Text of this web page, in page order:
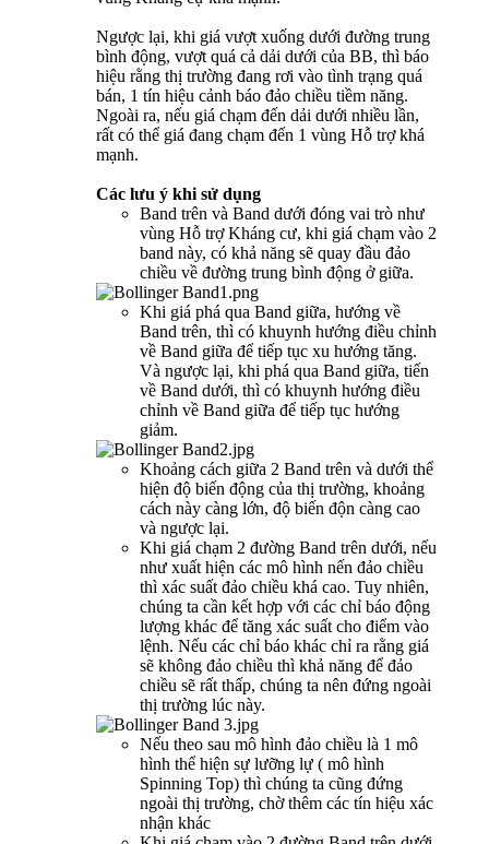
Ngược lại, khi giá vượt xuống dưới đường trung
bình động, vượt quá cả dải dưới của BB, thì báo
hiệu rằng thị trường đang rơi vào tình trạng quá
bán, 1 tín hiệu cảnh báo đảo chiều tiềm năng.
Ngoài ra, nếu giá chạm đến dải dưới nhiều lần,
rất có thể giá đang chạm đến 1 vùng Hỗ trợ khá
mạnh.
Các lưu ý khi sử dụng
Band trên và Band dưới đóng vai trò như
vùng Hỗ trợ Kháng cư, khi giá chạm vào 2
band này, có khả năng sẽ quay đầu đảo
chiều về đường trung bình động ở giữa.
Khi giá phá qua Band giữa, hướng về
Band trên, thì có khuynh hướng điều chỉnh
về Band giữa để tiếp tục xu hướng tăng.
Và ngược lại, khi phá qua Band giữa, tiến
về Band dưới, thì có khuynh hướng điều
chỉnh về Band giữa để tiếp tục hướng
giảm.
Khoảng cách giữa 2 Band trên và dưới thể
hiện độ biến động của thị trường, khoảng
cách này càng lớn, độ biến độn càng cao
và ngược lại.
Khi giá chạm 2 đường Band trên dưới, nếu
như xuất hiện các mô hình nến đảo chiều
thì xác suất đảo chiều khá cao. Tuy nhiên,
chúng ta cần kết hợp với các chỉ báo động
lượng khác để tăng xác suất cho điểm vào
lệnh. Nếu các chỉ báo khác chỉ ra rằng giá
sẽ không đảo chiều thì khả năng để đảo
chiều sẽ rất thấp, chúng ta nên đứng ngoài
thị trường lúc này.
Nếu theo sau mô hình đảo chiều là 1 mô
hình thể hiện sự lưỡng lự ( mô hình
Spinning Top) thì chúng ta cũng đứng
ngoài thị trường, chờ thêm các tín hiệu xác
nhận khác